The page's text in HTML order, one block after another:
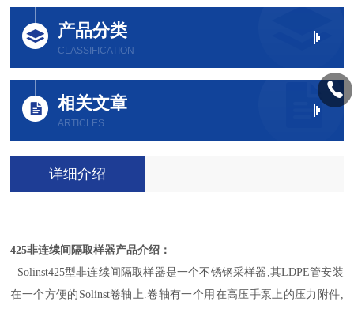
产品分类
CLASSIFICATION
相关文章
ARTICLES
详细介绍
425非连续间隔取样器产品介绍：
Solinst425型非连续间隔取样器是一个不锈钢采样器,其LDPE管安装
在一个方便的Solinst卷轴上.卷轴有一个用在高压手泵上的压力附件,